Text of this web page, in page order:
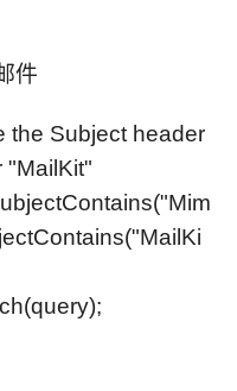
件
the Subject header
"MailKit"